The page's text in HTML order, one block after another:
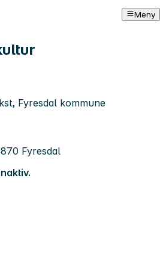
Meny
Fyresdal kommune
Fyresdal